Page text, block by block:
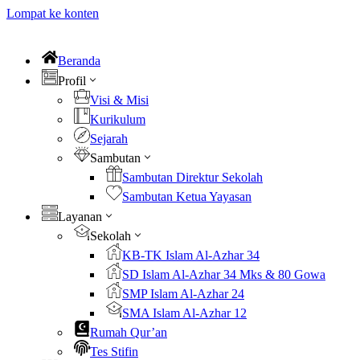
Lompat ke konten
Beranda
Profil
Visi & Misi
Kurikulum
Sejarah
Sambutan
Sambutan Direktur Sekolah
Sambutan Ketua Yayasan
Layanan
Sekolah
KB-TK Islam Al-Azhar 34
SD Islam Al-Azhar 34 Mks & 80 Gowa
SMP Islam Al-Azhar 24
SMA Islam Al-Azhar 12
Rumah Qur’an
Tes Stifin